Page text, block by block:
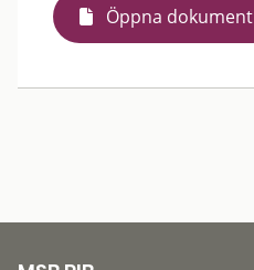
Öppna dokument